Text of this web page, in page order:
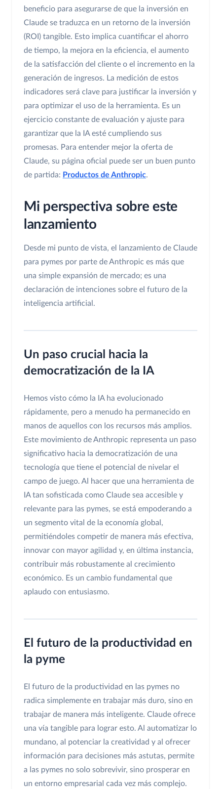
beneficio para asegurarse de que la inversión en
Claude se traduzca en un retorno de la inversión
(ROI) tangible. Esto implica cuantificar el ahorro
de tiempo, la mejora en la eficiencia, el aumento
de la satisfacción del cliente o el incremento en la
generación de ingresos. La medición de estos
indicadores será clave para justificar la inversión y
para optimizar el uso de la herramienta. Es un
ejercicio constante de evaluación y ajuste para
garantizar que la IA esté cumpliendo sus
promesas. Para entender mejor la oferta de
Claude, su página oficial puede ser un buen punto
de partida: Productos de Anthropic.
Mi perspectiva sobre este
lanzamiento
Desde mi punto de vista, el lanzamiento de Claude
para pymes por parte de Anthropic es más que
una simple expansión de mercado; es una
declaración de intenciones sobre el futuro de la
inteligencia artificial.
Un paso crucial hacia la
democratización de la IA
Hemos visto cómo la IA ha evolucionado
rápidamente, pero a menudo ha permanecido en
manos de aquellos con los recursos más amplios.
Este movimiento de Anthropic representa un paso
significativo hacia la democratización de una
tecnología que tiene el potencial de nivelar el
campo de juego. Al hacer que una herramienta de
IA tan sofisticada como Claude sea accesible y
relevante para las pymes, se está empoderando a
un segmento vital de la economía global,
permitiéndoles competir de manera más efectiva,
innovar con mayor agilidad y, en última instancia,
contribuir más robustamente al crecimiento
económico. Es un cambio fundamental que
aplaudo con entusiasmo.
El futuro de la productividad en
la pyme
El futuro de la productividad en las pymes no
radica simplemente en trabajar más duro, sino en
trabajar de manera más inteligente. Claude ofrece
una vía tangible para lograr esto. Al automatizar lo
mundano, al potenciar la creatividad y al ofrecer
información para decisiones más astutas, permite
a las pymes no solo sobrevivir, sino prosperar en
un entorno empresarial cada vez más complejo.